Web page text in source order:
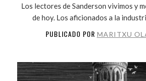
Los lectores de Sanderson vivimos y
de hoy. Los aficionados a la
PUBLICADO POR MARITXU